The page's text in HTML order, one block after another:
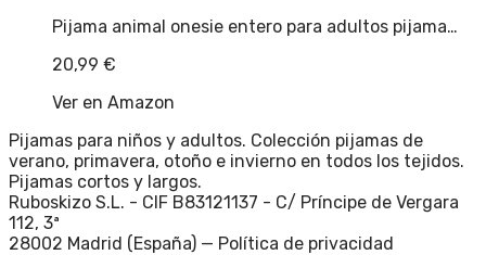
Pijama animal onesie entero para adultos pijama…
20,99 €
Ver en Amazon
Pijamas para niños y adultos. Colección pijamas de
verano, primavera, otoño e invierno en todos los tejidos.
Pijamas cortos y largos.
Ruboskizo S.L. - CIF B83121137 - C/ Príncipe de Vergara
112, 3ª
28002 Madrid (España) — Política de privacidad